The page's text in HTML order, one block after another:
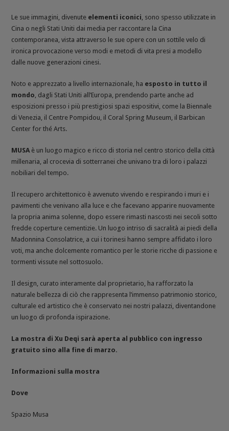
Le sue immagini, divenute elementi iconici , sono spesso utilizzate in
Cina o negli Stati Uniti dai media per raccontare la Cina
contemporanea, vista attraverso le sue opere con un sottile velo di
ironica provocazione verso modi e metodi di vita presi a modello
dalle nuove generazioni cinesi.
Noto e apprezzato a livello internazionale, ha esposto in tutto il
mondo , dagli Stati Uniti all’Europa, prendendo parte anche ad
esposizioni presso i più prestigiosi spazi espositivi, come la Biennale
di Venezia, il Centre Pompidou, il Coral Spring Museum, il Barbican
Center for thé Arts.
MUSA è un luogo magico e ricco di storia nel centro storico della città
millenaria, al crocevia di sotterranei che univano tra di loro i palazzi
nobiliari del tempo.
Il recupero architettonico è avvenuto vivendo e respirando i muri e i
pavimenti che venivano alla luce e che facevano apparire nuovamente
la propria anima solenne, dopo essere rimasti nascosti nei secoli sotto
fredde coperture cementizie. Un luogo intriso di sacralità ai piedi della
Madonnina Consolatrice, a cui i torinesi hanno sempre affidato i loro
voti, ma anche dolcemente romantico per le storie ricche di passione e
tormenti vissute nel sottosuolo.
Il design, curato interamente dal proprietario, ha rafforzato la
naturale bellezza di ciò che rappresenta l’immenso patrimonio storico,
culturale ed artistico che è conservato nei nostri palazzi, diventandone
un luogo di profonda ispirazione.
La mostra di Xu Deqi sarà aperta al pubblico con ingresso
gratuito sino alla fine di marzo.
Informazioni sulla mostra
Dove
Spazio Musa